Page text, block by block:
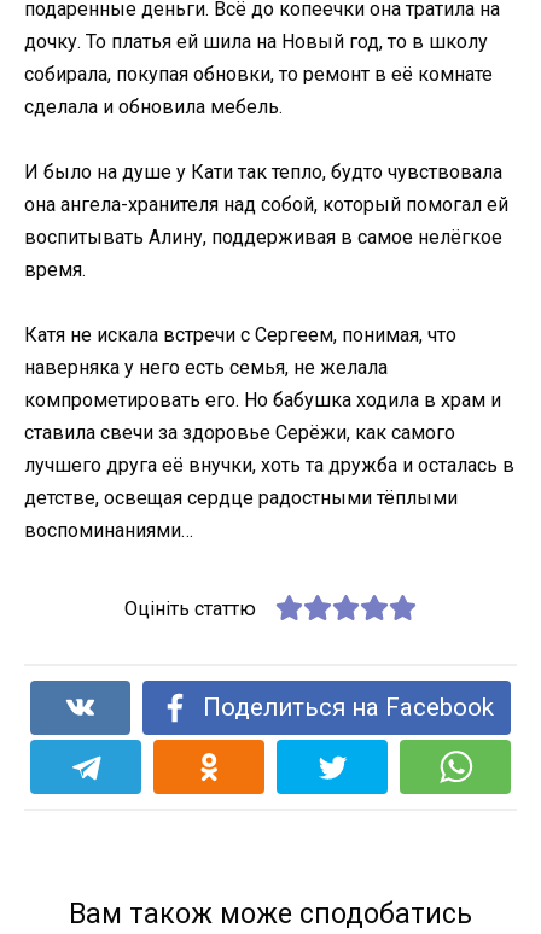
подаренные деньги. Всё до копеечки она тратила на
дочку. То платья ей шила на Новый год, то в школу
собирала, покупая обновки, то ремонт в её комнате
сделала и обновила мебель.
И было на душе у Кати так тепло, будто чувствовала
она ангела-хранителя над собой, который помогал ей
воспитывать Алину, поддерживая в самое нелёгкое
время.
Катя не искала встречи с Сергеем, понимая, что
наверняка у него есть семья, не желала
компрометировать его. Но бабушка ходила в храм и
ставила свечи за здоровье Серёжи, как самого
лучшего друга её внучки, хоть та дружба и осталась в
детстве, освещая сердце радостными тёплыми
воспоминаниями…
Оцініть статтю
Поделиться на Facebook
Вам також може сподобатись